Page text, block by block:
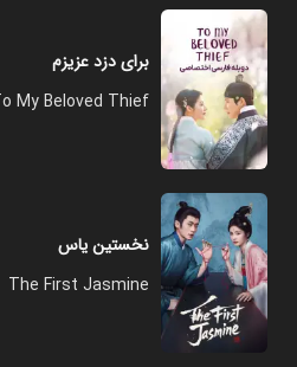
برای دزد عزیزم
My Beloved Thief
نخستین یاس
The First Jasmine